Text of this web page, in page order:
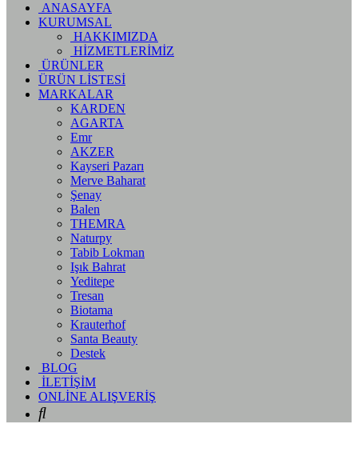
ANASAYFA
KURUMSAL
HAKKIMIZDA
HİZMETLERİMİZ
ÜRÜNLER
ÜRÜN LİSTESİ
MARKALAR
KARDEN
AGARTA
Emr
AKZER
Kayseri Pazarı
Merve Baharat
Şenay
Balen
THEMRA
Naturpy
Tabib Lokman
Işık Bahrat
Yeditepe
Tresan
Biotama
Krauterhof
Santa Beauty
Destek
BLOG
İLETİŞİM
ONLİNE ALIŞVERİŞ